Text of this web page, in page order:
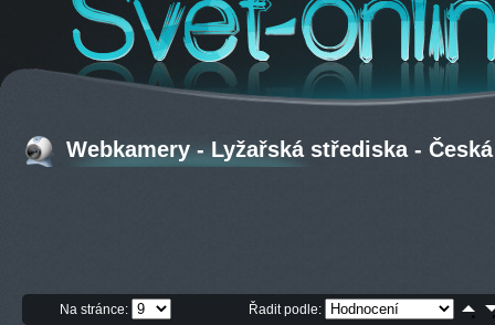
Webkamery - Lyžařská střediska -
Na stránce: Řadit podle: